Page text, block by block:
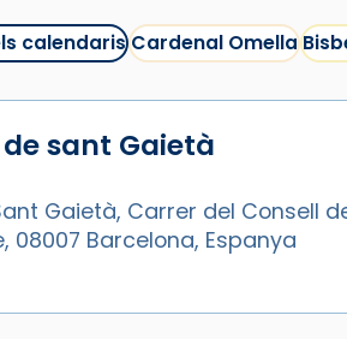
itual
amb IA
Barcelona
calendarisCardenal Omella
sant Gaietà
Gaietà, Carrer del Consell
08007 Barcelona, Espanya